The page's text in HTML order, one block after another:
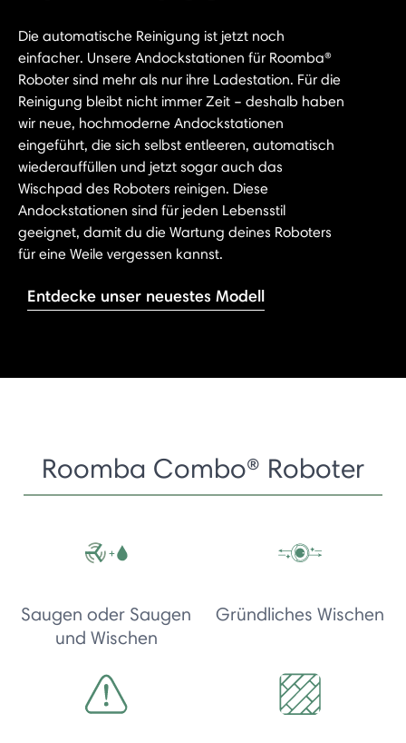
Die automatische Reinigung ist jetzt noch
einfacher. Unsere Andockstationen für Roomba®
Roboter sind mehr als nur ihre Ladestation. Für die
Reinigung bleibt nicht immer Zeit – deshalb haben
wir neue, hochmoderne Andockstationen
eingeführt, die sich selbst entleeren, automatisch
wiederauffüllen und jetzt sogar auch das
Wischpad des Roboters reinigen. Diese
Andockstationen sind für jeden Lebensstil
geeignet, damit du die Wartung deines Roboters
für eine Weile vergessen kannst.
Entdecke unser neuestes Modell
Roomba Combo® Roboter
Saugen oder Saugen
und Wischen
Gründliches Wischen